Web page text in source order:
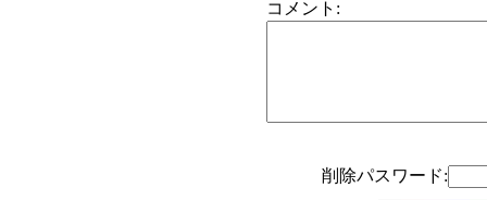
コメント:
削除パスワード: